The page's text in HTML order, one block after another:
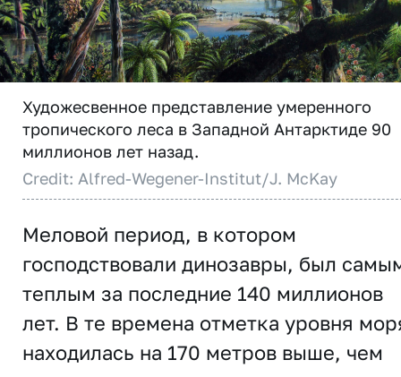
Художесвенное представление умеренного
тропического леса в Западной Антарктиде 90
миллионов лет назад.
Credit: Alfred-Wegener-Institut/J. McKay
Меловой период, в котором
господствовали динозавры, был
теплым за последние 140 миллионов
лет. В те времена отметка уровня
находилась на 170 метров выше, чем